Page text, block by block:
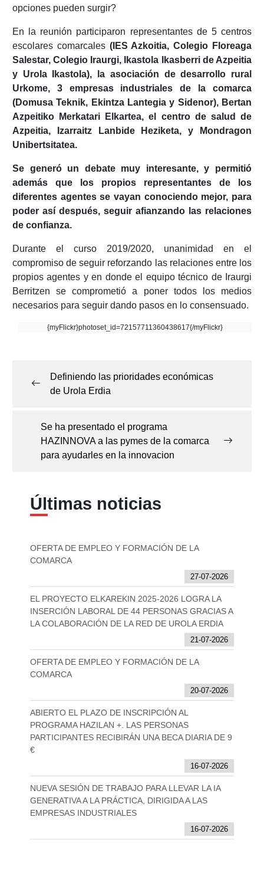
opciones pueden surgir?
En la reunión participaron representantes de 5 centros
escolares comarcales (IES Azkoitia, Colegio Floreaga
Salestar, Colegio Iraurgi, Ikastola Ikasberri de Azpeitia
y Urola Ikastola), la asociación de desarrollo rural
Urkome, 3 empresas industriales de la comarca
(Domusa Teknik, Ekintza Lantegia y Sidenor), Bertan
Azpeitiko Merkatari Elkartea, el centro de salud de
Azpeitia, Izarraitz Lanbide Heziketa, y Mondragon
Unibertsitatea.
Se generó un debate muy interesante, y permitió
además que los propios representantes de los
diferentes agentes se vayan conociendo mejor, para
poder así después, seguir afianzando las relaciones
de confianza.
Durante el curso 2019/2020, unanimidad en el
compromiso de seguir reforzando las relaciones entre los
propios agentes y en donde el equipo técnico de Iraurgi
Berritzen se comprometió a poner todos los medios
necesarios para seguir dando pasos en lo consensuado.
{myFlickr}photoset_id=72157711360438617{/myFlickr}
entradas
Definiendo las prioridades económicas
de Urola Erdia
Se ha presentado el programa
HAZINNOVA a las pymes de la comarca
para ayudarles en la innovacion
Últimas noticias
OFERTA DE EMPLEO Y FORMACIÓN DE LA
COMARCA
27-07-2026
EL PROYECTO ELKAREKIN 2025-2026 LOGRA LA
INSERCIÓN LABORAL DE 44 PERSONAS GRACIAS A
LA COLABORACIÓN DE LA RED DE UROLA ERDIA
21-07-2026
OFERTA DE EMPLEO Y FORMACIÓN DE LA
COMARCA
20-07-2026
ABIERTO EL PLAZO DE INSCRIPCIÓN AL
PROGRAMA HAZILAN +. LAS PERSONAS
PARTICIPANTES RECIBIRÁN UNA BECA DIARIA DE 9
€
16-07-2026
NUEVA SESIÓN DE TRABAJO PARA LLEVAR LA IA
GENERATIVA A LA PRÁCTICA, DIRIGIDA A LAS
EMPRESAS INDUSTRIALES
16-07-2026